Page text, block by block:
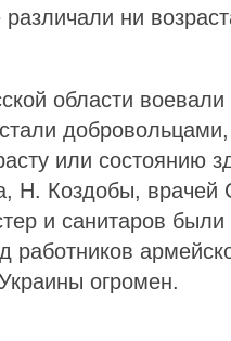
различали ни
области
или состоянию
Н. Коздобы, врачей
и санитаров были
работников
огромен.